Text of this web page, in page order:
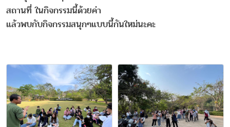
สถานที่ ในกิจกรรมนี้ด้วยค่า
แล้วพบกับกิจกรรมสนุกๆแบบนี้กันใหม่นะคะ